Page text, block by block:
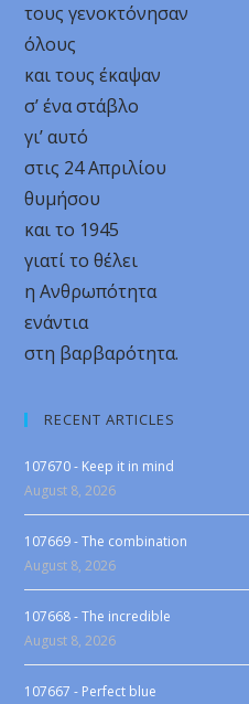
τους γενοκτόνησαν
όλους
και τους έκαψαν
σ’ ένα στάβλο
γι’ αυτό
στις 24 Απριλίου
θυμήσου
και το 1945
γιατί το θέλει
η Ανθρωπότητα
ενάντια
στη βαρβαρότητα.
RECENT ARTICLES
107670 - Keep it in mind
August 8, 2026
107669 - The combination
August 8, 2026
107668 - The incredible
August 8, 2026
107667 - Perfect blue